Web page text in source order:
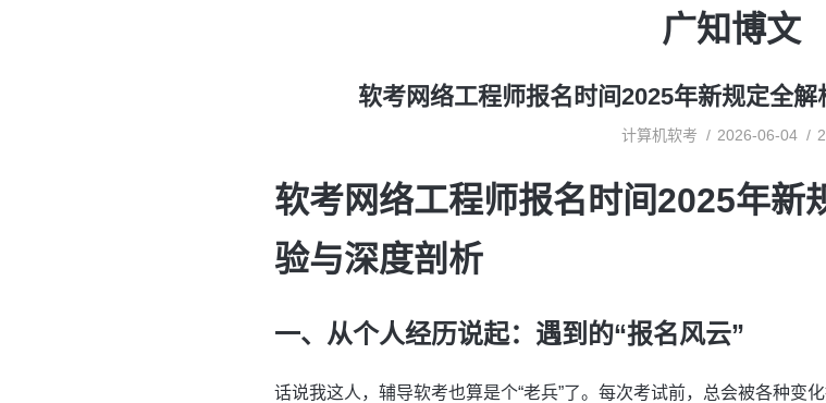
广知博文
软考网络工程师报名时间2025年新规定全
计算机软考 2026-06-04
软考网络工程师报名时间2025年新
验与深度剖析
一、从个人经历说起：遇到的“报名风云”
话说我这人，辅导软考也算是个“老兵”了。每次考试前，总会被各种变